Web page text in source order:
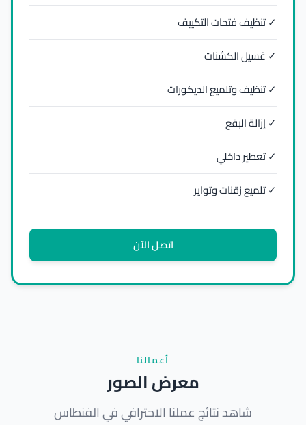
✓ تنظيف فتحات التكييف
✓ غسيل الكشنات
✓ تنظيف وتلميع الديكورات
✓ إزالة البقع
✓ تعطير داخلي
✓ تلميع زقنات وتواير
اتصل الآن
أعمالنا
معرض الصور
شاهد نتائج عملنا الاحترافي في الفنطاس